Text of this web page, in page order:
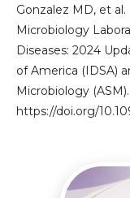
Gonzalez MD, et
Microbiology
Diseases: 2024
of America (IDSA)
Microbiology
https://doi.org/